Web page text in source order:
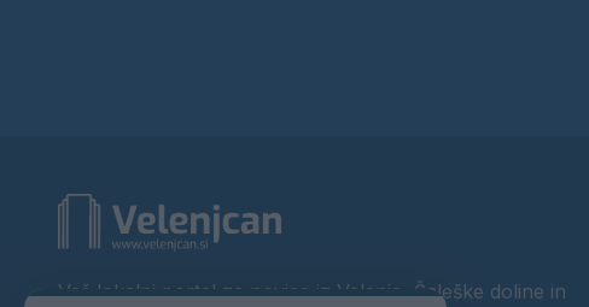
Vaš lokalni portal za novice iz Velenja, Šaleške doline in